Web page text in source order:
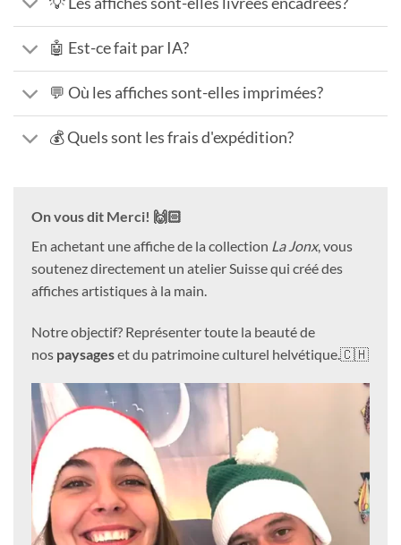
🤖 Est-ce fait par IA?
💬 Où les affiches sont-elles imprimées?
💰 Quels sont les frais d'expédition?
On vous dit Merci! 🙌🏻
En achetant une affiche de la collection La Jonx, vous
soutenez directement un atelier Suisse qui créé des
affiches artistiques à la main.
Notre objectif? Représenter toute la beauté de
nos paysageset du patrimoine culturel helvétique.🇨🇭